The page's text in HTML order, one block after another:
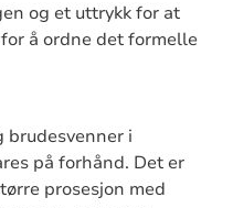
og et uttrykk for at
å ordne det formelle
brudesvenner i
på forhånd. Det er
prosesjon med